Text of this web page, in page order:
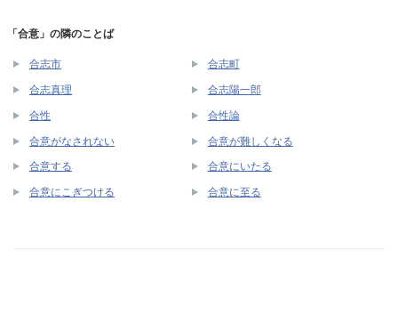
「合意」の隣のことば
合志市 合志町
合志真理 合志陽一郎
合性 合性論
合意がなされない 合意が難しくなる
合意する 合意にいたる
合意にこぎつける 合意に至る